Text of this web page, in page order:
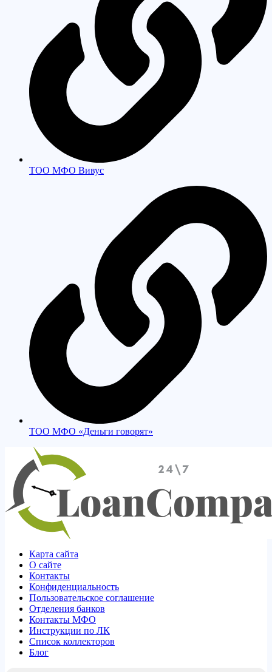
ТОО МФО Вивус
ТОО МФО «Деньги говорят»
Карта сайта
О сайте
Контакты
Конфиденциальность
Пользовательское соглашение
Отделения банков
Контакты МФО
Инструкции по ЛК
Список коллекторов
Блог